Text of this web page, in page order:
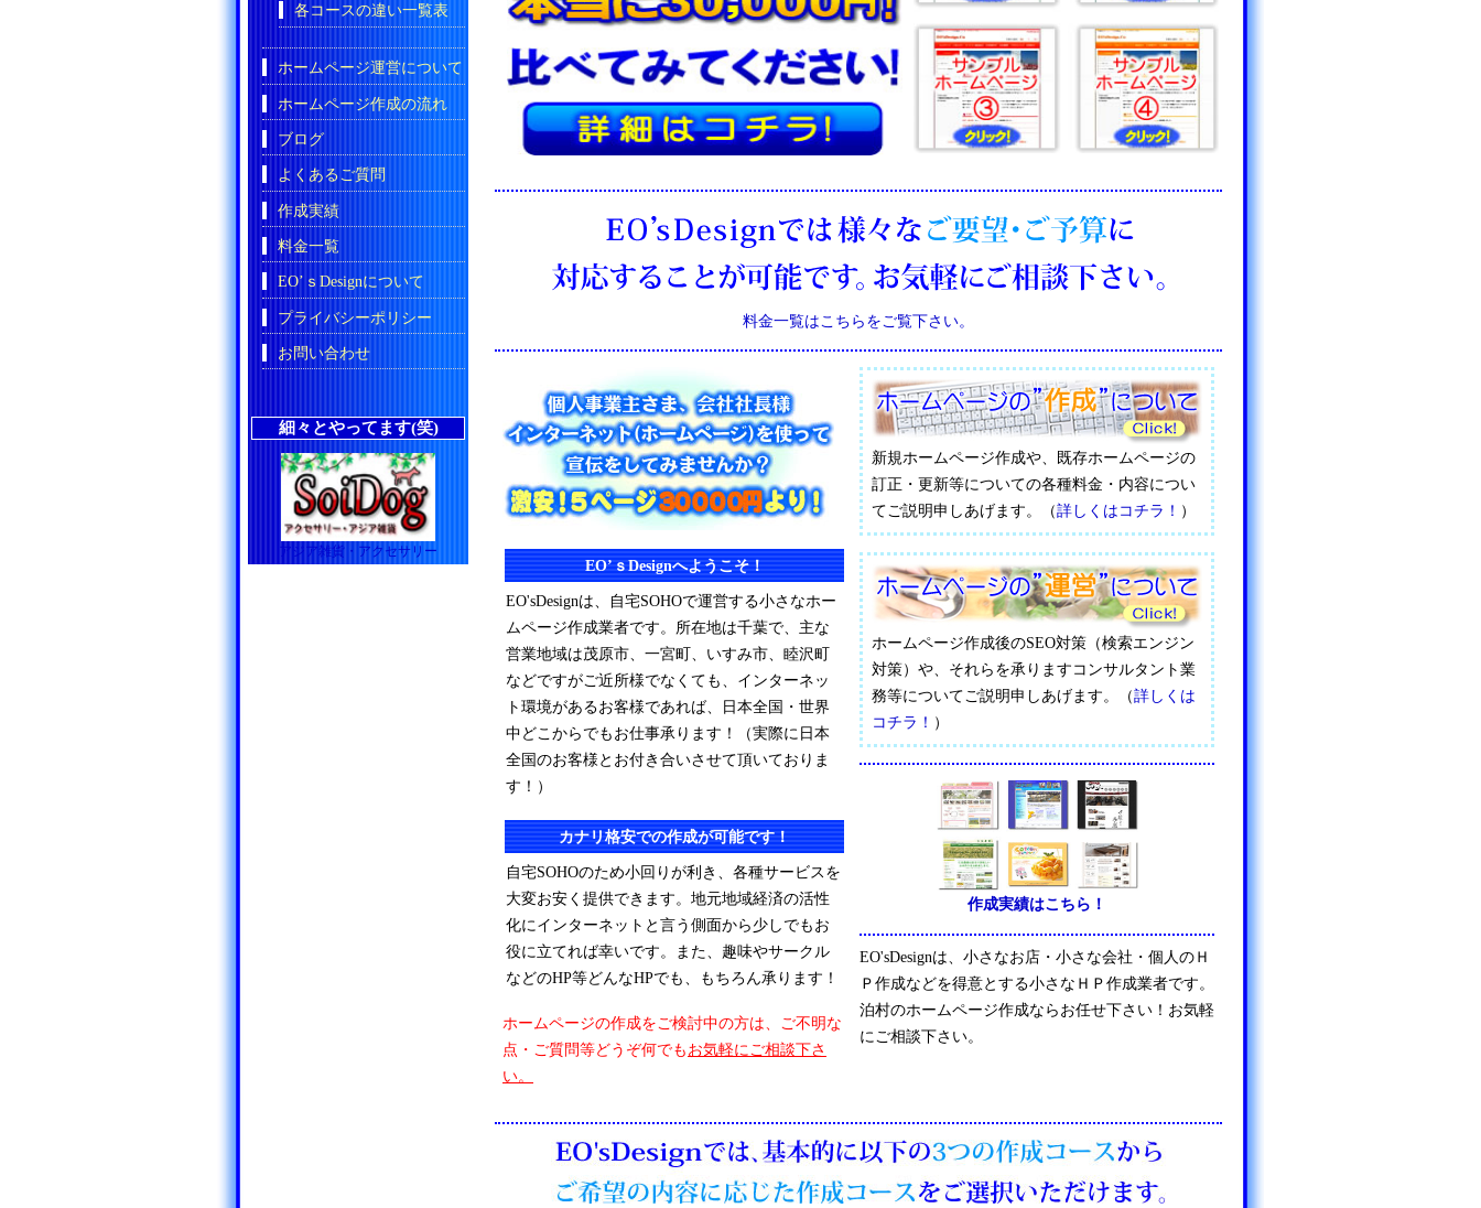
料金一覧はこちらをご覧下さい。
EO’ｓDesignへようこそ！
EO'sDesignは、自宅SOHOで運営する小さなホー
ムページ作成業者です。所在地は千葉で、主な
営業地域は茂原市、一宮町、いすみ市、睦沢町
などですがご近所様でなくても、インターネッ
ト環境があるお客様であれば、日本全国・世界
中どこからでもお仕事承ります！（実際に日本
全国のお客様とお付き合いさせて頂いておりま
す！）
カナリ格安での作成が可能です！
自宅SOHOのため小回りが利き、各種サービスを
大変お安く提供できます。地元地域経済の活性
化にインターネットと言う側面から少しでもお
役に立てれば幸いです。また、趣味やサークル
などのHP等どんなHPでも、もちろん承ります！
ホームページの作成をご検討中の方は、ご不明な
点・ご質問等どうぞ何でもお気軽にご相談下さ
い。
新規ホームページ作成や、既存ホームページの
訂正・更新等についての各種料金・内容につい
てご説明申しあげます。（詳しくはコチラ！ ）
ホームページ作成後のSEO対策（検索エンジン
対策）や、それらを承りますコンサルタント業
務等についてご説明申しあげます。（詳しくは
コチラ！ ）
作成実績はこちら！
EO'sDesignは、小さなお店・小さな会社・個人のＨ
Ｐ作成などを得意とする小さなＨＰ作成業者です。
泊村のホームページ作成ならお任せ下さい！お気軽
にご相談下さい。
各コースの違い一覧表
ホームページ運営について
ホームページ作成の流れ
ブログ
よくあるご質問
作成実績
料金一覧
EO’ｓDesignについて
プライバシーポリシー
お問い合わせ
細々とやってます(笑)
アジア雑貨・アクセサリー